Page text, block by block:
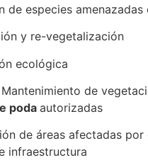
de especies
y re-vegetalización
ecológica
de
poda autorizadas
de áreas afectadas
infraestructura